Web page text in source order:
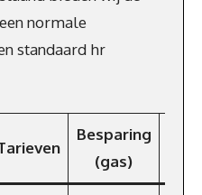
normale
standaard hr
Besparing
(gas)